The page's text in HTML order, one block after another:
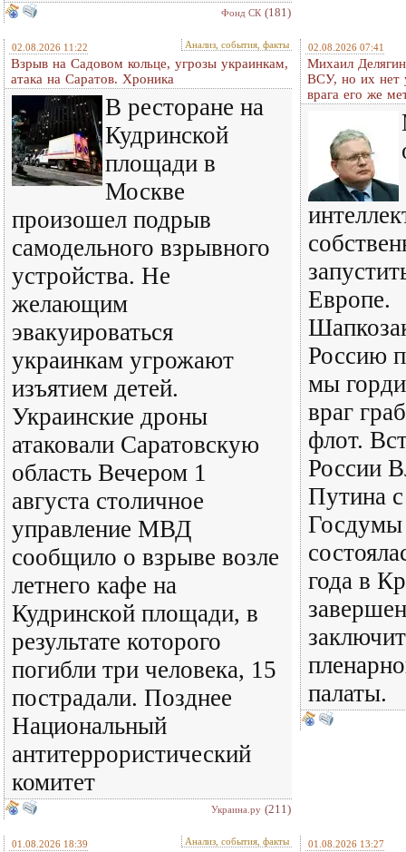
Фонд СК (181)
02.08.2026 11:22 Анализ, события, факты
Взрыв на Садовом кольце, угрозы украинкам,
атака на Саратов. Хроника
В ресторане на
Кудринской
площади в
Москве
произошел подрыв
самодельного взрывного
устройства. Не
желающим
эвакуироваться
украинкам угрожают
изъятием детей.
Украинские дроны
атаковали Саратовскую
область Вечером 1
августа столичное
управление МВД
сообщило о взрыве возле
летнего кафе на
Кудринской площади, в
результате которого
погибли три человека, 15
пострадали. Позднее
Национальный
антитеррористический
комитет
Украина.ру (211)
02.08.2026 07:41
Михаил
ВСУ, но их нет
врага его же
Европе.
Россию
мы
враг
флот.
России
Путина
года в
палаты.
01.08.2026 18:39 Анализ, события, факты 01.08.2026 13:27